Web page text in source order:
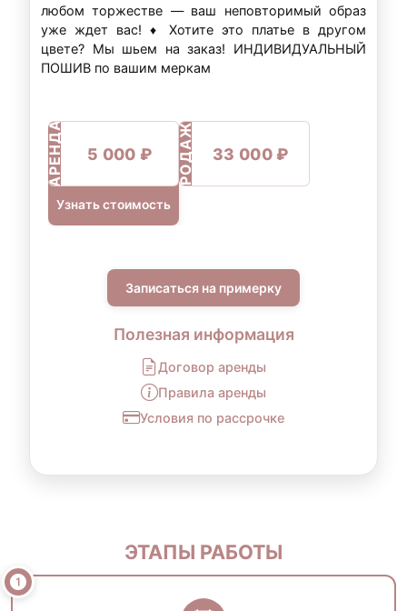
любом торжестве — ваш неповторимый образ
уже ждет вас! ♦ Хотите это платье в другом
цвете? Мы шьем на заказ! ИНДИВИДУАЛЬНЫЙ
ПОШИВ по вашим меркам
АРЕНДА 5 000 ₽
Узнать стоимость
ПРОДАЖА 33 000 ₽
Записаться на примерку
Полезная информация
Договор аренды
Правила аренды
Условия по рассрочке
ЭТАПЫ РАБОТЫ